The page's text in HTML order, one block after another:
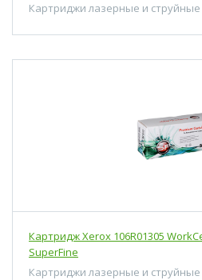
Картриджи лазерные и струйные
Картридж Xerox 106R01305
SuperFine
Картриджи лазерные и струйные